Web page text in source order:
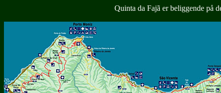
Quinta da Fajã er beliggende på